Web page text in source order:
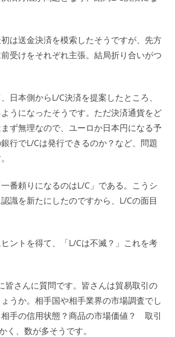
は送金決済を模索したそうですが、先方
受けをそれぞれ主張。結局折り合いがつ
日本側からL/C決済を提案したところ、
うになったそうです。ただ決済通貨をど
ず無理なので、ユーロか日本円になる予
行でL/Cは発行できるのか？など、問題
番頼りになるのはL/C」である。こうシ
識を新たにしたのですから、L/Cの面目
ントを得て、「L/Cは不滅？」これを考
皆さんに質問です。皆さんは貿易取引の
うか。相手国や相手業界の市場調査でし
相手の信用状態？商品の市場価値？ 取引
、数が多そうです。